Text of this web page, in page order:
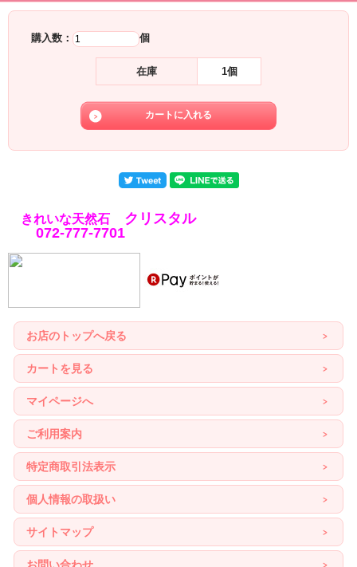
購入数： 個
在庫 1個
きれいな天然石
クリスタル
072-777-7701
お店のトップへ戻る
カートを見る
マイページへ
ご利用案内
特定商取引法表示
個人情報の取扱い
サイトマップ
お問い合わせ